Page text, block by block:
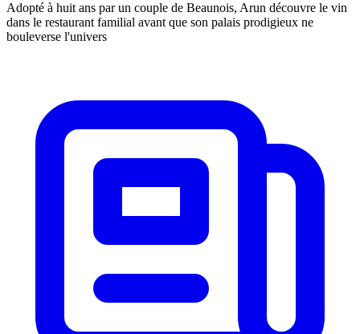
Adopté à huit ans par un couple de Beaunois, Arun découvre le vin
dans le restaurant familial avant que son palais prodigieux ne
bouleverse l'univers